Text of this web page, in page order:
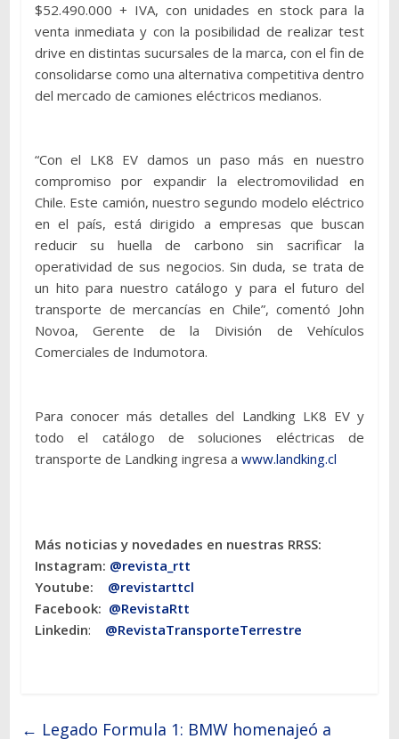
$52.490.000 + IVA, con unidades en stock para la
venta inmediata y con la posibilidad de realizar test
drive en distintas sucursales de la marca, con el fin de
consolidarse como una alternativa competitiva dentro
del mercado de camiones eléctricos medianos.
“Con el LK8 EV damos un paso más en nuestro
compromiso por expandir la electromovilidad en
Chile. Este camión, nuestro segundo modelo eléctrico
en el país, está dirigido a empresas que buscan
reducir su huella de carbono sin sacrificar la
operatividad de sus negocios. Sin duda, se trata de
un hito para nuestro catálogo y para el futuro del
transporte de mercancías en Chile”, comentó John
Novoa, Gerente de la División de Vehículos
Comerciales de Indumotora.
Para conocer más detalles del Landking LK8 EV y
todo el catálogo de soluciones eléctricas de
transporte de Landking ingresa a www.landking.cl
Más noticias y novedades en nuestras RRSS:
Instagram: @revista_rtt
Youtube: @revistarttcl
Facebook: @RevistaRtt
Linkedin: @RevistaTransporteTerrestre
← Legado Formula 1: BMW homenajeó a